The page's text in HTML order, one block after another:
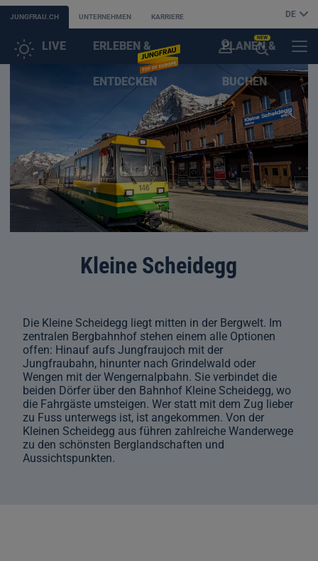
JUNGFRAU.CH UNTERNEHMEN KARRIERE DE
LIVE ERLEBEN &
ENTDECKEN
PLANEN &
BUCHEN
NEW
Kleine Scheidegg
Die Kleine Scheidegg liegt mitten in der Bergwelt. Im
zentralen Bergbahnhof stehen einem alle Optionen
offen: Hinauf aufs Jungfraujoch mit der
Jungfraubahn, hinunter nach Grindelwald oder
Wengen mit der Wengernalpbahn. Sie verbindet die
beiden Dörfer über den Bahnhof Kleine Scheidegg, wo
die Fahrgäste umsteigen. Wer statt mit dem Zug lieber
zu Fuss unterwegs ist, ist angekommen. Von der
Kleinen Scheidegg aus führen zahlreiche Wanderwege
zu den schönsten Berglandschaften und
Aussichtspunkten.